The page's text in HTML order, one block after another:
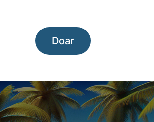
Doar